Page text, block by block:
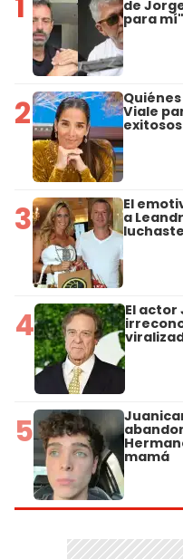
de
para mí"
2 Viale
3 El
a
4 El actor
5
mamá